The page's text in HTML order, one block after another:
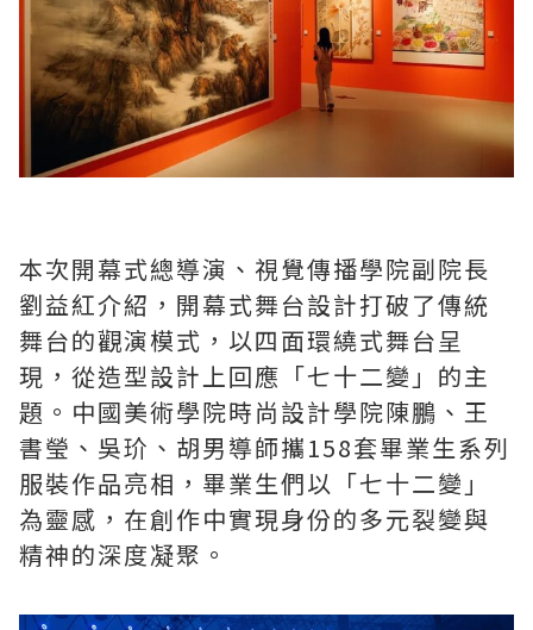
本次開幕式總導演、視覺傳播學院副院長
劉益紅介紹，開幕式舞台設計打破了傳統
舞台的觀演模式，以四面環繞式舞台呈
現，從造型設計上回應「七十二變」的主
題。中國美術學院時尚設計學院陳鵬、王
書瑩、吳玠、胡男導師攜158套畢業生系列
服裝作品亮相，畢業生們以「七十二變」
為靈感，在創作中實現身份的多元裂變與
精神的深度凝聚。